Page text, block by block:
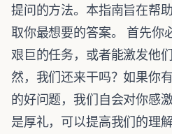
提问的方法。本指南旨在帮
取你最想要的答案。 首先你
艰巨的任务，或者能激发他
然，我们还来干吗？如果你
的好问题，我们自会对你感
是厚礼，可以提高我们的理